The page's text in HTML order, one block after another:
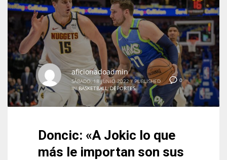
WSH
26
0
aficionadoadmin
SÁBADO, 18 JUNIO 2022 / PUBLISHED
IN BASKETBALL,DEPORTES
Doncic: «A Jokic lo que
más le importan son sus